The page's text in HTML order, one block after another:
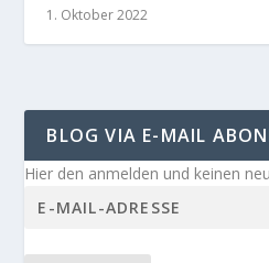
1. Oktober 2022
BLOG VIA E-MAIL
Hier den anmelden und keinen